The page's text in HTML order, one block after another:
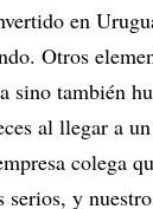
en
Otros
también
al llegar a
colega
y